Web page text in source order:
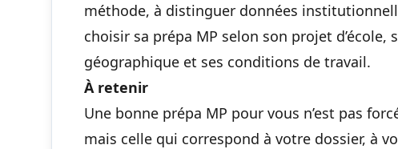
méthode, à distinguer données
choisir sa prépa MP selon son projet
géographique et ses conditions de travail.
À retenir
Une bonne prépa MP pour vous n’est pas
mais celle qui correspond à votre dossier, à